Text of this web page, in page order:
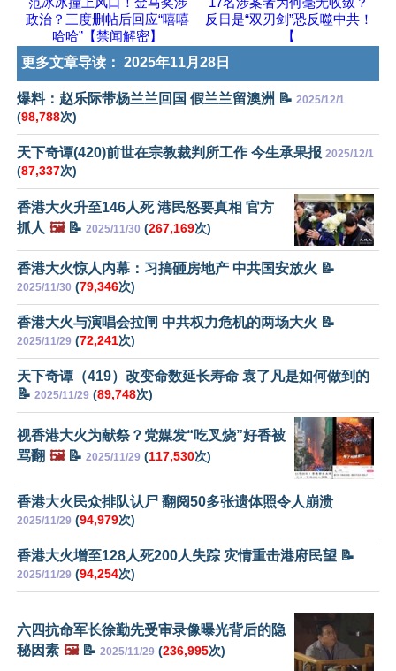
政治？三度删帖后回应“嘻嘻
哈哈”【禁闻解密】
反日是“双刃剑”恐反噬中共！
【
更多文章导读： 2025年11月28日
爆料：赵乐际带杨兰兰回国 假兰兰留澳洲 📝 2025/12/1
(98,788次)
天下奇谭(420)前世在宗教裁判所工作 今生承果报 2025/12/1
(87,337次)
香港大火升至146人死 港民怒要真相 官方
抓人 🖼️📝 2025/11/30 (267,169次)
香港大火惊人内幕：习搞砸房地产 中共国安放火 📝
2025/11/30 (79,346次)
香港大火与演唱会拉闸 中共权力危机的两场大火 📝
2025/11/29 (72,241次)
天下奇谭（419）改变命数延长寿命 袁了凡是如何做到的
📝 2025/11/29 (89,748次)
视香港大火为献祭？党媒发“吃叉烧”好香被
骂翻 🖼️📝 2025/11/29 (117,530次)
香港大火民众排队认尸 翻阅50多张遗体照令人崩溃
2025/11/29 (94,979次)
香港大火增至128人死200人失踪 灾情重击港府民望 📝
2025/11/29 (94,254次)
六四抗命军长徐勤先受审录像曝光背后的隐
秘因素 🖼️📝 2025/11/29 (236,995次)